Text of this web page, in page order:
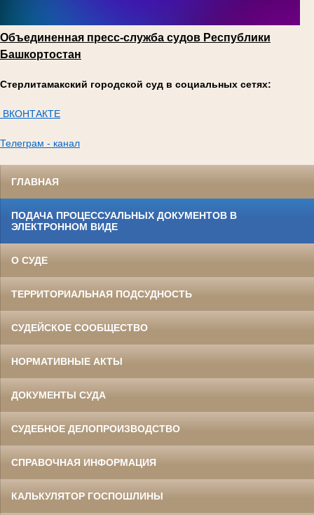
Объединенная пресс-служба судов Республики
Башкортостан
Стерлитамакский городской суд в социальных сетях:
ВКОНТАКТЕ
Телеграм - канал
ГЛАВНАЯ
ПОДАЧА ПРОЦЕССУАЛЬНЫХ ДОКУМЕНТОВ В
ЭЛЕКТРОННОМ ВИДЕ
О СУДЕ
ТЕРРИТОРИАЛЬНАЯ ПОДСУДНОСТЬ
СУДЕЙСКОЕ СООБЩЕСТВО
НОРМАТИВНЫЕ АКТЫ
ДОКУМЕНТЫ СУДА
СУДЕБНОЕ ДЕЛОПРОИЗВОДСТВО
СПРАВОЧНАЯ ИНФОРМАЦИЯ
КАЛЬКУЛЯТОР ГОСПОШЛИНЫ